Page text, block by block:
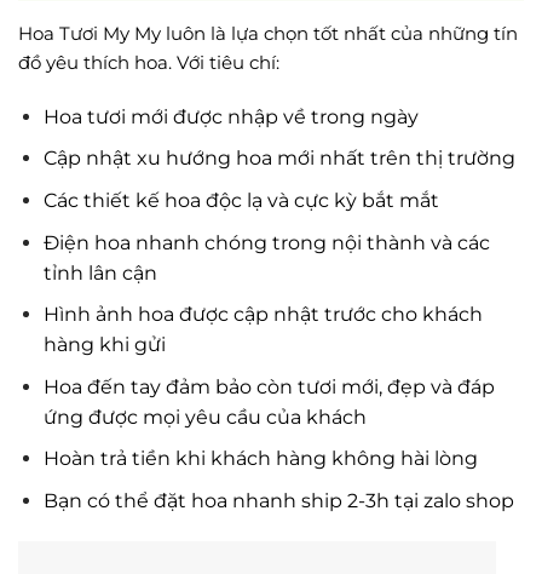
Hoa Tươi My My luôn là lựa chọn tốt nhất của những tín
đồ yêu thích hoa. Với tiêu chí:
Hoa tươi mới được nhập về trong ngày
Cập nhật xu hướng hoa mới nhất trên thị trường
Các thiết kế hoa độc lạ và cực kỳ bắt mắt
Điện hoa nhanh chóng trong nội thành và các
tỉnh lân cận
Hình ảnh hoa được cập nhật trước cho khách
hàng khi gửi
Hoa đến tay đảm bảo còn tươi mới, đẹp và đáp
ứng được mọi yêu cầu của khách
Hoàn trả tiền khi khách hàng không hài lòng
Bạn có thể đặt hoa nhanh ship 2-3h tại zalo shop